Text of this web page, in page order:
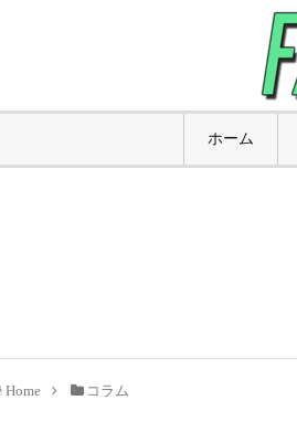
ホーム
Home コラム